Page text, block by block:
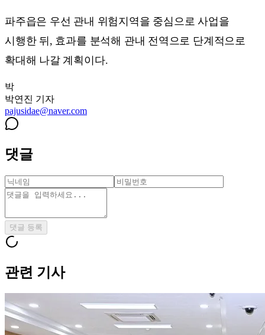
파주읍은 우선 관내 위험지역을 중심으로 사업을
시행한 뒤, 효과를 분석해 관내 전역으로 단계적으로
확대해 나갈 계획이다.
박
박연진 기자
pajusidae@naver.com
댓글
댓글 등록
관련 기사